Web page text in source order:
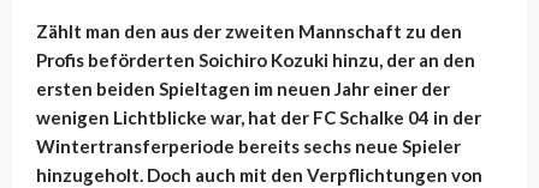
Zählt man den aus der zweiten Mannschaft zu den
Profis beförderten Soichiro Kozuki hinzu, der an den
ersten beiden Spieltagen im neuen Jahr einer der
wenigen Lichtblicke war, hat der FC Schalke 04 in der
Wintertransferperiode bereits sechs neue Spieler
hinzugeholt. Doch auch mit den Verpflichtungen von